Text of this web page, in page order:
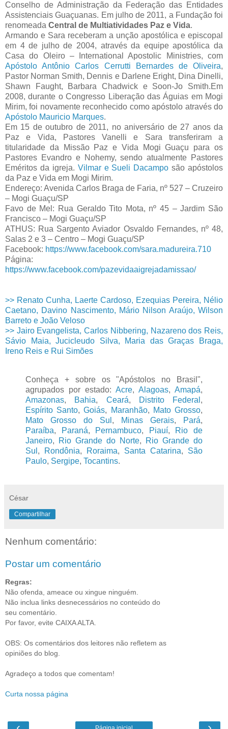
Conselho de Administração da Federação das Entidades
Assistenciais Guaçuanas. Em julho de 2011, a Fundação foi
renomeada Central de Multiatividades Paz e Vida.
Armando e Sara receberam a unção apostólica e episcopal
em 4 de julho de 2004, através da equipe apostólica da
Casa do Oleiro – International Apostolic Ministries, com
Apóstolo Antônio Carlos Cerrutti Bernardes de Oliveira,
Pastor Norman Smith, Dennis e Darlene Eright, Dina Dinelli,
Shawn Faught, Barbara Chadwick e Soon-Jo Smith.Em
2008, durante o Congresso Liberação das Águias em Mogi
Mirim, foi novamente reconhecido como apóstolo através do
Apóstolo Mauricio Marques.
Em 15 de outubro de 2011, no aniversário de 27 anos da
Paz e Vida, Pastores Vanelli e Sara transferiram a
titularidade da Missão Paz e Vida Mogi Guaçu para os
Pastores Evandro e Nohemy, sendo atualmente Pastores
Eméritos da igreja. Vilmar e Sueli Dacampo são apóstolos
da Paz e Vida em Mogi Mirim.
Endereço: Avenida Carlos Braga de Faria, nº 527 – Cruzeiro
– Mogi Guaçu/SP
Favo de Mel: Rua Geraldo Tito Mota, nº 45 – Jardim São
Francisco – Mogi Guaçu/SP
ATHUS: Rua Sargento Aviador Osvaldo Fernandes, nº 48,
Salas 2 e 3 – Centro – Mogi Guaçu/SP
Facebook: https://www.facebook.com/sara.madureira.710
Página:
https://www.facebook.com/pazevidaaigrejadamissao/
>> Renato Cunha, Laerte Cardoso, Ezequias Pereira, Nélio
Caetano, Davino Nascimento, Mário Nilson Araújo, Wilson
Barreto e João Veloso
>> Jairo Evangelista, Carlos Nibbering, Nazareno dos Reis,
Sávio Maia, Jucicleudo Silva, Maria das Graças Braga,
Ireno Reis e Rui Simões
Conheça + sobre os "Apóstolos no Brasil",
agrupados por estado: Acre, Alagoas, Amapá,
Amazonas, Bahia, Ceará, Distrito Federal ,
Espírito Santo,Goiás, Maranhão, Mato Grosso,
Mato Grosso do Sul , Minas Gerais, Pará,
Paraíba, Paraná, Pernambuco, Piauí, Rio de
Janeiro, Rio Grande do Norte,
Rio Grande do
Sul , Rondônia, Roraima, Santa Catarina, São
Paulo, Sergipe, Tocantins.
César
Compartilhar
Nenhum comentário:
Postar um comentário
Regras:
Não ofenda, ameace ou xingue ninguém.
Não inclua links desnecessários no conteúdo do
seu comentário.
Por favor, evite CAIXA ALTA.
OBS: Os comentários dos leitores não refletem as
opiniões do blog.
Agradeço a todos que comentam!
Curta nossa página